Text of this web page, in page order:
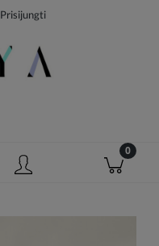
Prisijungti